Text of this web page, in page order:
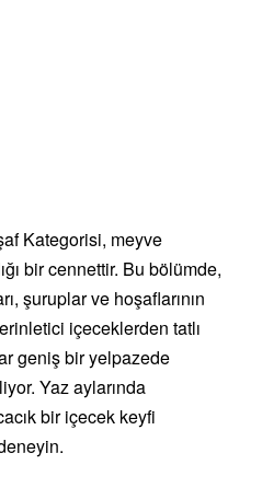
Kategorisi, meyve
bir cennettir. Bu bölümde,
şuruplar ve hoşaflarının
içeceklerden tatlı
geniş bir yelpazede
Yaz aylarında
bir içecek keyfi